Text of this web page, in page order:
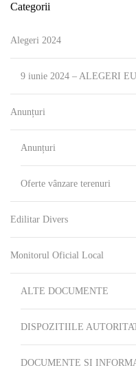
Categorii
Alegeri 2024
9 iunie 2024 – ALEGERI
Anunțuri
Anunțuri
Oferte vânzare terenuri
Edilitar Divers
Monitorul Oficial Local
ALTE DOCUMENTE
DISPOZITIILE
DOCUMENTE SI